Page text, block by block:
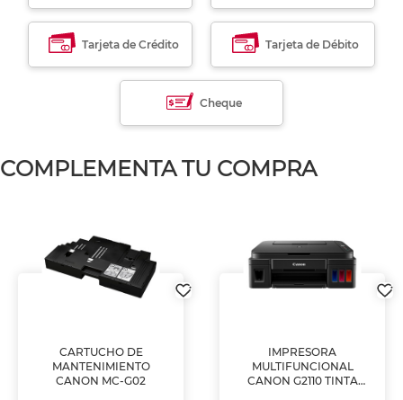
Tarjeta de Crédito Tarjeta de Débito
Cheque
COMPLEMENTA TU COMPRA
CARTUCHO DE
MANTENIMIENTO
CANON MC-G02
IMPRESORA
MULTIFUNCIONAL
CANON G2110 TINTA